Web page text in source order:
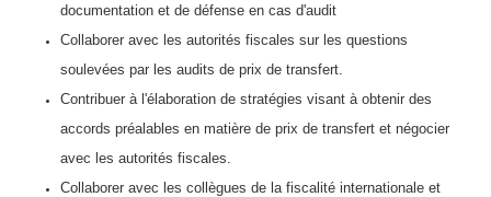
documentation et de défense en cas d'audit
Collaborer avec les autorités fiscales sur les questions
soulevées par les audits de prix de transfert.
Contribuer à l'élaboration de stratégies visant à obtenir des
accords préalables en matière de prix de transfert et négocier
avec les autorités fiscales.
Collaborer avec les collègues de la fiscalité internationale et